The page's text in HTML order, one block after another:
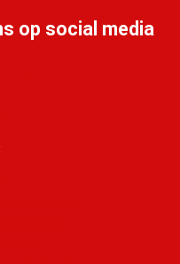
op social media